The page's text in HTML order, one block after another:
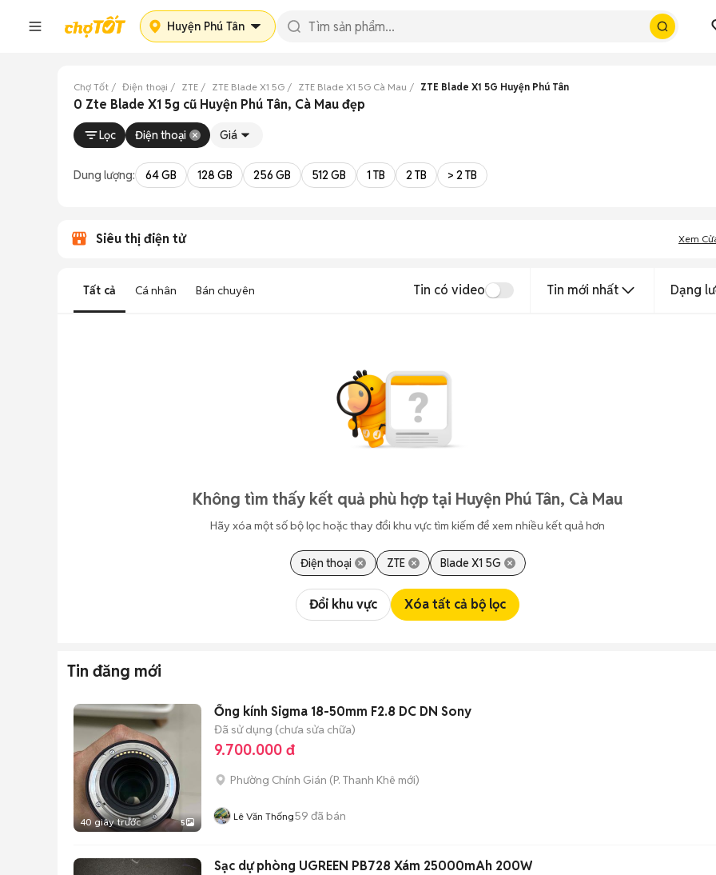
Huyện Phú Tân
Chợ Tốt Điện thoại ZTE ZTE Blade X1 5G ZTE Blade X1 5G Cà Mau ZTE Blade X1 5G Huyện Phú Tân
0 Zte Blade X1 5g cũ Huyện Phú Tân, Cà Mau đẹp
Lọc Điện thoại Giá
Dung lượng: 64 GB 128 GB 256 GB 512 GB 1 TB 2 TB > 2 TB
Siêu thị điện tử Xem
Tất cả Cá nhân Bán chuyên Tin có video Tin mới nhất Dạng
Không tìm thấy kết quả phù hợp tại Huyện Phú Tân, Cà Mau
Hãy xóa một số bộ lọc hoặc thay đổi khu vực tìm kiếm để xem nhiều kết quả hơn
Điện thoại ZTE Blade X1 5G
Đổi khu vực Xóa tất cả bộ lọc
Tin đăng mới
40 giây trước 5
Ống kính Sigma 18-50mm F2.8 DC DN Sony
Đã sử dụng (chưa sửa chữa)
9.700.000 đ
Phường Chính Gián (P. Thanh Khê mới)
Lê Văn Thống59 đã bán
Sạc dự phòng UGREEN PB728 Xám 25000mAh 200W